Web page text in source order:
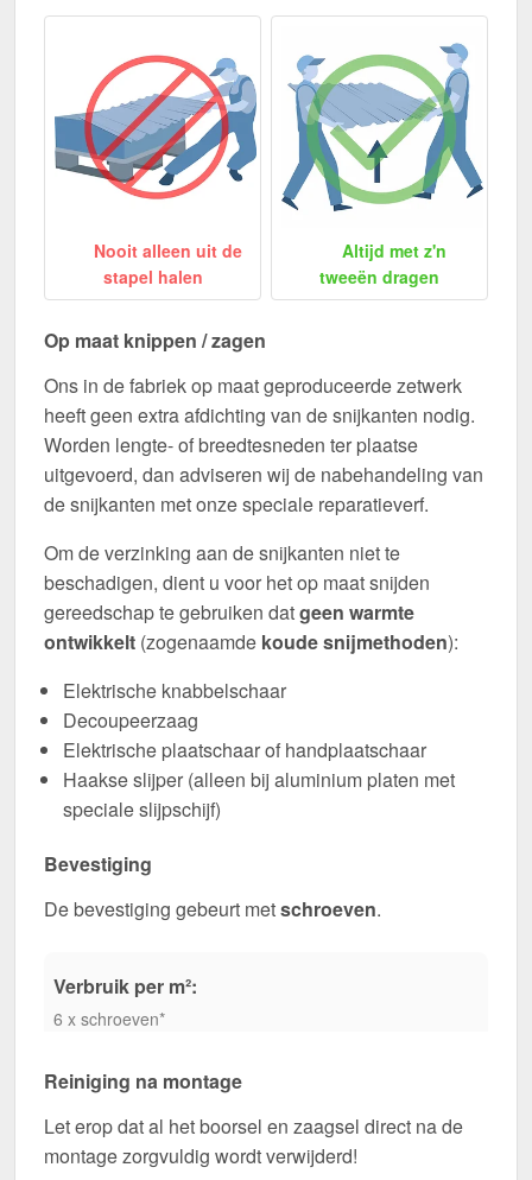
Nooit alleen uit de
stapel halen
Altijd met z'n
tweeën dragen
Op maat knippen / zagen
Ons in de fabriek op maat geproduceerde zetwerk
heeft geen extra afdichting van de snijkanten nodig.
Worden lengte- of breedtesneden ter plaatse
uitgevoerd, dan adviseren wij de nabehandeling van
de snijkanten met onze speciale reparatieverf.
Om de verzinking aan de snijkanten niet te
beschadigen, dient u voor het op maat snijden
gereedschap te gebruiken datgeen warmte
ontwikkelt (zogenaamde koude snijmethoden):
Elektrische knabbelschaar
Decoupeerzaag
Elektrische plaatschaar of handplaatschaar
Haakse slijper (alleen bij aluminium platen met
speciale slijpschijf)
Bevestiging
De bevestiging gebeurt metschroeven.
Verbruik per m²:
6 x schroeven*
Reiniging na montage
Let erop dat al het boorsel en zaagsel direct na de
montage zorgvuldig wordt verwijderd!